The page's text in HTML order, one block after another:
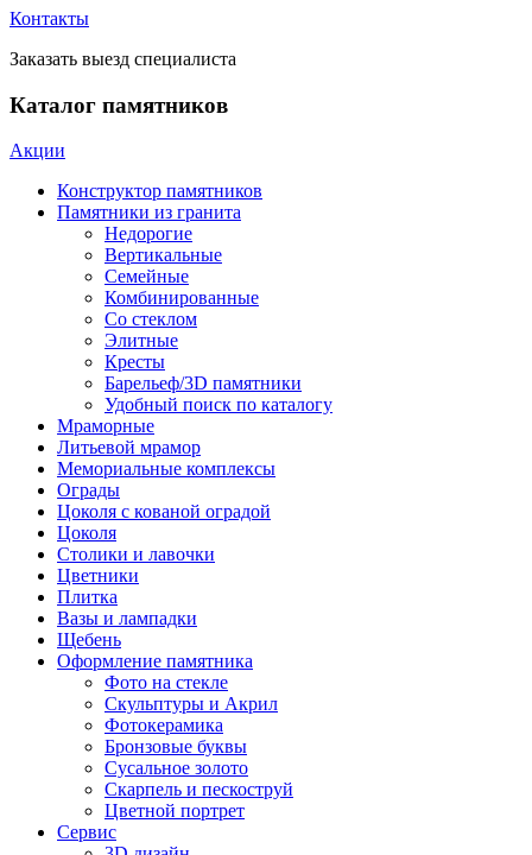
Контакты
Заказать выезд специалиста
Каталог памятников
Акции
Конструктор памятников
Памятники из гранита
Недорогие
Вертикальные
Семейные
Комбинированные
Со стеклом
Элитные
Кресты
Барельеф/3D памятники
Удобный поиск по каталогу
Мраморные
Литьевой мрамор
Мемориальные комплексы
Ограды
Цоколя с кованой оградой
Цоколя
Столики и лавочки
Цветники
Плитка
Вазы и лампадки
Щебень
Оформление памятника
Фото на стекле
Скульптуры и Акрил
Фотокерамика
Бронзовые буквы
Сусальное золото
Скарпель и пескоструй
Цветной портрет
Сервис